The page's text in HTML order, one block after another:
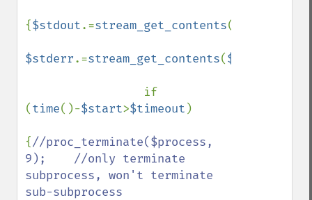
{$stdout.=stream_get_contents(
$stderr.=stream_get_contents($pipes
(time()-$start>$timeout )
{//proc_terminate($process,
9);    //only terminate
subprocess, won't terminate
sub-subprocess